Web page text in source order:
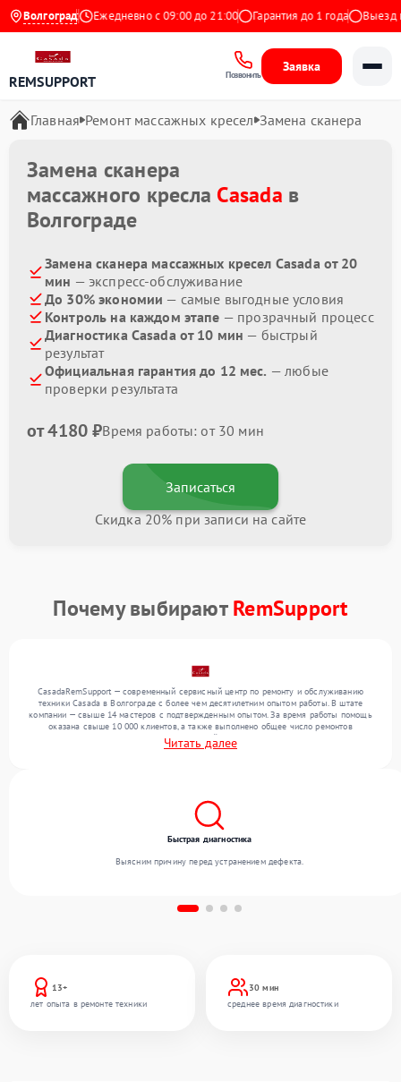
Волгоград
на Яндекс Ежедневно с 09:00 до 21:00 Гарантия до 1 года Выезд
REMSUPPORT Позвонить
Заявка
Главная Ремонт массажных кресел Замена сканера
Замена сканера
массажного кресла Casada в
Волгограде
Замена сканера массажных кресел Casada от 20
мин — экспресс-обслуживание
До 30% экономии — самые выгодные условия
Контроль на каждом этапе — прозрачный процесс
Диагностика Casada от 10 мин — быстрый
результат
Официальная гарантия до 12 мес. — любые
проверки результата
от 4180 ₽Время работы: от 30 мин
Записаться
Скидка 20% при записи на сайте
Почему выбираютRemSupport
CasadaRemSupport — современный сервисный центр по ремонту и обслуживанию
техники Casada в Волгограде с более чем десятилетним опытом работы. В штате
компании — свыше 14 мастеров с подтвержденным опытом. За время работы помощь
оказана свыше 10 000 клиентов, а также выполнено общее число ремонтов
превысило 12 000. Ежемесячно в сервисный центр поступает свыше 300 единиц
техники, включая , , . Мы беремся за задачи любой сложности и обеспечиваем
Читать далее
13+
лет опыта в ремонте техники
30 мин
среднее время диагностики
Быстрая диагностика
Выясним причину перед устранением дефекта.